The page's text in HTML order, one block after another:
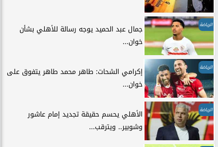
الرياضة
جمال عبد الحميد يوجه رسالة للأهلي بشأن
خوان...
الرياضة
إكرامي الشحات: طاهر محمد طاهر يتفوق على
خوان...
الرياضة
الأهلي يحسم حقيقة تجديد إمام عاشور
وشوبير.. ويترقب...